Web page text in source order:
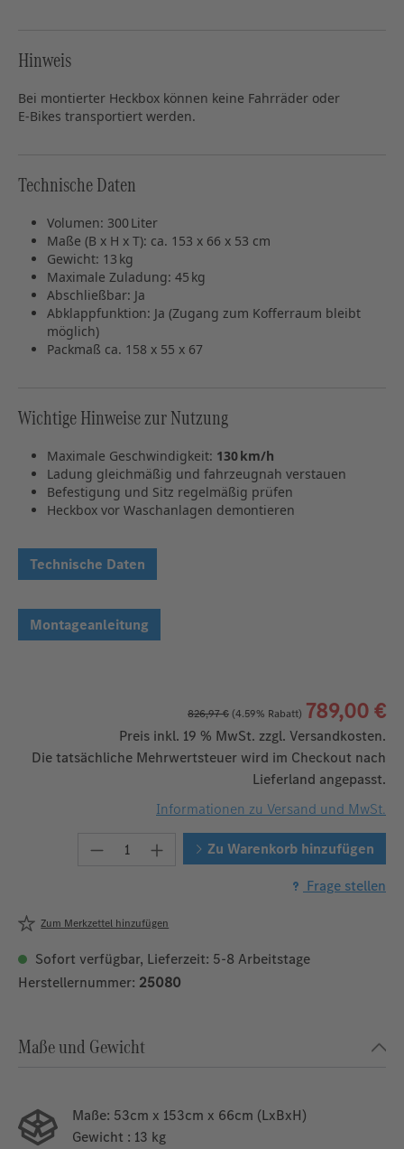
Hinweis
Bei montierter Heckbox können keine Fahrräder oder
E‑Bikes transportiert werden.
Technische Daten
Volumen: 300 Liter
Maße (B x H x T): ca. 153 x 66 x 53 cm
Gewicht: 13 kg
Maximale Zuladung: 45 kg
Abschließbar: Ja
Abklappfunktion: Ja (Zugang zum Kofferraum bleibt
möglich)
Packmaß ca. 158 x 55 x 67
Wichtige Hinweise zur Nutzung
Maximale Geschwindigkeit: 130 km/h
Ladung gleichmäßig und fahrzeugnah verstauen
Befestigung und Sitz regelmäßig prüfen
Heckbox vor Waschanlagen demontieren
Technische Daten
Montageanleitung
826,97 €(4.59% Rabatt) 789,00 €
Preis inkl. 19 % MwSt. zzgl. Versandkosten.
Die tatsächliche Mehrwertsteuer wird im Checkout nach
Lieferland angepasst.
Informationen zu Versand und MwSt.
Produkt Anzahl: Gib den
Zu Warenkorb hinzufügen
Frage stellen
Zum Merkzettel hinzufügen
Sofort verfügbar, Lieferzeit: 5-8 Arbeitstage
Herstellernummer: 25080
Maße und Gewicht
Maße: 53cm x 153cm x 66cm (LxBxH)
Gewicht : 13 kg